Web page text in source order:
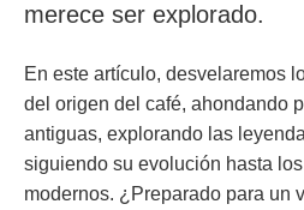
merece ser explorado.
En este artículo, desvelaremos
del origen del café, ahondando
antiguas, explorando las
siguiendo su evolución hasta
modernos. ¿Preparado para un